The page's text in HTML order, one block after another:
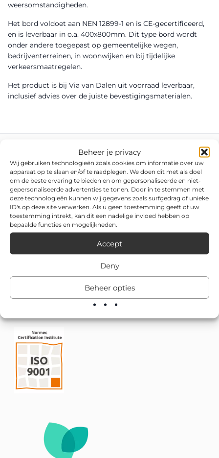
Beheer je privacy
Wij gebruiken technologieën zoals cookies om informatie over uw
apparaat op te slaan en/of te raadplegen. We doen dit met als doel
om de beste ervaring te bieden en om gepersonaliseerde en niet-
gepersonaliseerde advertenties te tonen. Door in te stemmen met
deze technologieën kunnen wij gegevens zoals surfgedrag of unieke
ID's op deze site verwerken. Als u geen toestemming geeft of uw
toestemming intrekt, kan dit een nadelige invloed hebben op
bepaalde functies en mogelijkheden.
Accept
Deny
Beheer opties
weersomstandigheden.
Het bord voldoet aan NEN 12899-1 en is CE-gecertificeerd,
en is leverbaar in o.a. 400x800mm. Dit type bord wordt
onder andere toegepast op gemeentelijke wegen,
bedrijventerreinen, in woonwijken en bij tijdelijke
verkeersmaatregelen.
Het product is bij Via van Dalen uit voorraad leverbaar,
inclusief advies over de juiste bevestigingsmaterialen.